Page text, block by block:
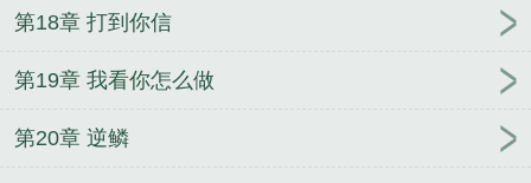
第18章 打到你信
第19章 我看你怎么做
第20章 逆鳞